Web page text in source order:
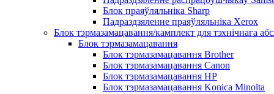
Блок праяўляльніка Sharp
Падраздзяленне праяўляльніка Xerox
Блок тэрмазамацавання/камплект для тэхнічнага
Блок тэрмазамацавання
Блок тэрмазамацавання Brother
Блок тэрмазамацавання Canon
Блок тэрмазамацавання HP
Блок тэрмазамацавання Konica Minolta